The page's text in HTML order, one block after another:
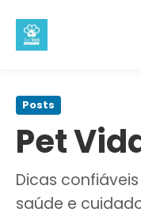
para
conteúdo
principal
Posts
Pet
Dicas
saúde e